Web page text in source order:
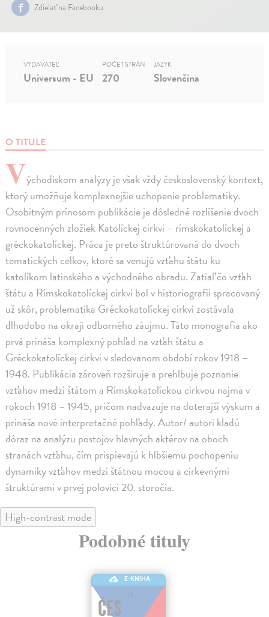
Zdielať na Facebooku
O TITULE
Východiskom analýzy je však vždy československý kontext,
ktorý umožňuje komplexnejšie uchopenie problematiky.
Osobitným prínosom publikácie je dôsledné rozlíšenie dvoch
rovnocenných zložiek Katolíckej cirkvi – rímskokatolíckej a
gréckokatolíckej. Práca je preto štruktúrovaná do dvoch
tematických celkov, ktoré sa venujú vzťahu štátu ku
katolíkom latinského a východného obradu. Zatiaľ čo vzťah
štátu a Rímskokatolíckej cirkvi bol v historiografii spracovaný
už skôr, problematika Gréckokatolíckej cirkvi zostávala
dlhodobo na okraji odborného záujmu. Táto monografia ako
prvá prináša komplexný pohľad na vzťah štátu a
Gréckokatolíckej cirkvi v sledovanom období rokov 1918 –
1948. Publikácia zároveň rozširuje a prehlbuje poznanie
vzťahov medzi štátom a Rímskokatolíckou cirkvou najmä v
rokoch 1918 – 1945, pričom nadväzuje na doterajší výskum a
prináša nové interpretačné pohľady. Autor/ autori kladú
dôraz na analýzu postojov hlavných aktérov na oboch
stranách vzťahu, čím prispievajú k hlbšiemu pochopeniu
dynamiky vzťahov medzi štátnou mocou a cirkevnými
štruktúrami v prvej polovici 20. storočia.
VYDAVATEĽ
Universum - EU
POČET STRÁN
270
JAZYK
Slovenčina
High-contrast mode
Podobné tituly